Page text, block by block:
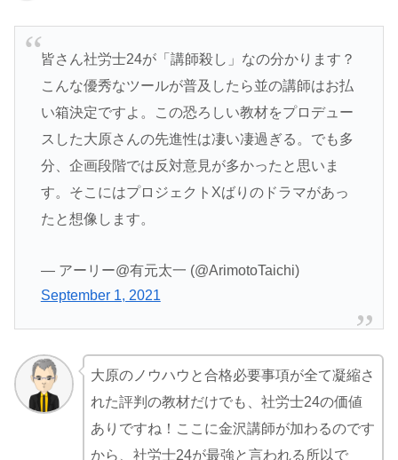
皆さん社労士24が「講師殺し」なの分かります？
こんな優秀なツールが普及したら並の講師はお払
い箱決定ですよ。この恐ろしい教材をプロデュー
スした大原さんの先進性は凄い凄過ぎる。でも多
分、企画段階では反対意見が多かったと思いま
す。そこにはプロジェクトXばりのドラマがあっ
たと想像します。
— アーリー@有元太一 (@ArimotoTaichi)
September 1, 2021
大原のノウハウと合格必要事項が全て凝縮さ
れた評判の教材だけでも、社労士24の価値
ありですね！ここに金沢講師が加わるのです
から、社労士24が最強と言われる所以で